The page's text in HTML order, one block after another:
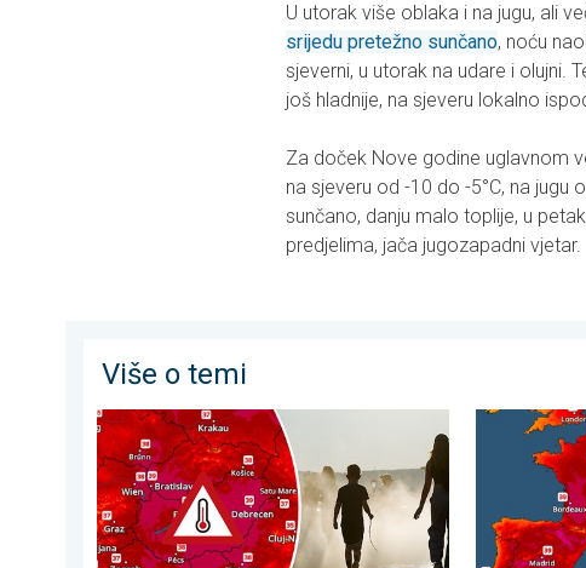
U utorak više oblaka i na jugu, ali
srijedu pretežno sunčano, noću
sjeverni, u utorak na udare i olujni.
još hladnije, na sjeveru lokalno
Za doček Nove godine uglavnom
na sjeveru od -10 do -5°C, na
sunčano, danju malo toplije, u
predjelima, jača jugozapadni vjetar.
Više o temi
Ekstremne vrućine u istočnoj Europi. Temperature iznad
Veliki